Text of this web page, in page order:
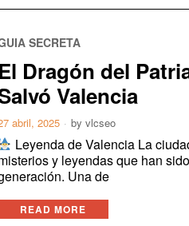
SECRETA
Dragón del
Valencia
abril, 2025 byvlcseo
Leyenda de Valencia La
y leyendas que han
Una de
READ MORE